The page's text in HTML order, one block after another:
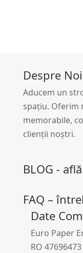
Despre Noi
Aducem un
spațiu. Oferim
memorabile,
clienții noștri.
BLOG -
FAQ –
Date
Euro Paper
RO